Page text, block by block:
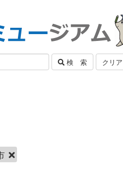
検 索 クリア